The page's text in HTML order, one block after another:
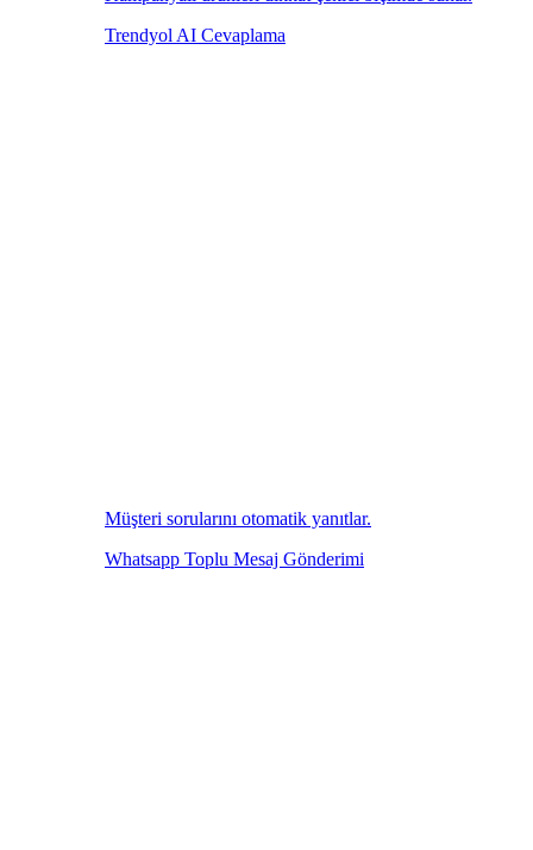
Trendyol AI Cevaplama
Müşteri sorularını otomatik yanıtlar.
Whatsapp Toplu Mesaj Gönderimi